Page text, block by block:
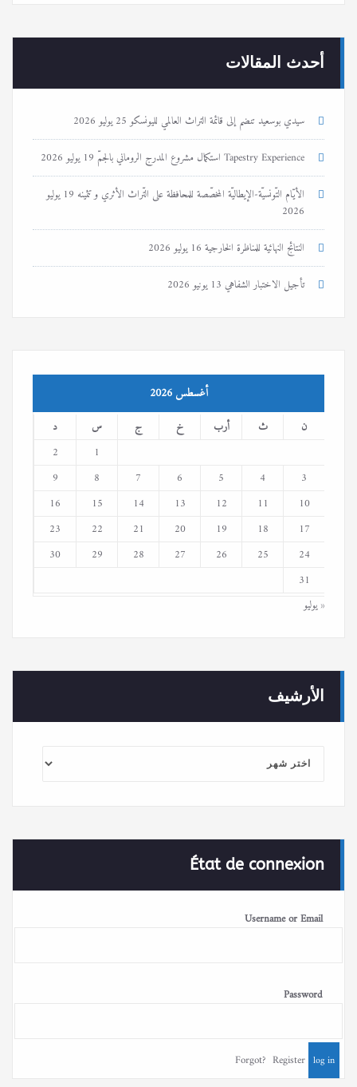
أحدث المقالات
سيدي بوسعيد تنضم إلى قائمة التراث العالمي لليونسكو25 يوليو 2026
Tapestry Experience استكمال مشروع المدرج الروماني بالجمّ
19 يوليو 2026
الأيّام التّونسيّة-الإيطاليّة المخصّصة للمحافظة على التّراث الأثري و تثمينه
19 يوليو
2026
النتائج النهائية للمناظرة الخارجية16 يوليو 2026
تأجيل الاختبار الشفاهي13 يونيو 2026
أغسطس 2026
ن ث أرب خ ج س
د
1
2
3
4
5
6
7
8
9
10
11
12
13
14
15
16
17
18
19
20
21
22
23
24
25
26
27
28
29
30
31
« يوليو
الأرشيف
État de connexion
Username or Email
Password
Forgot? Register